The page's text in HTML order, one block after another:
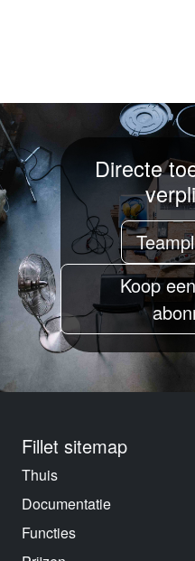
Directe
Koop
Fillet sitemap
Thuis
Documentatie
Functies